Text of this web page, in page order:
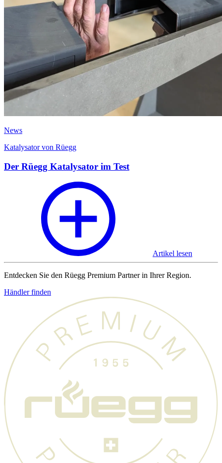
News
Katalysator von Rüegg
Der Rüegg Katalysator im Test
Artikel lesen
Entdecken Sie den Rüegg Premium Partner in Ihrer Region.
Händler finden